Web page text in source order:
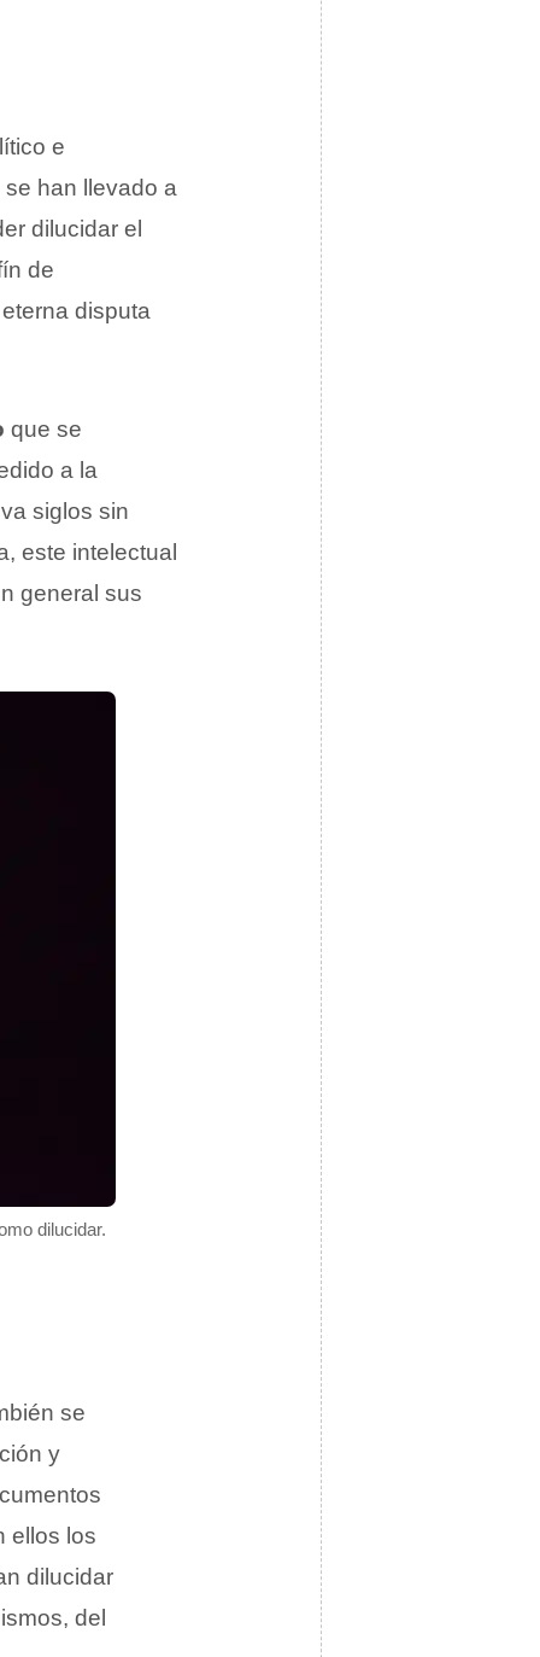
e
han llevado a
dilucidar el
de
disputa
que se
a la
siglos sin
este intelectual
general sus
dilucidar.
se
y
ellos los
dilucidar
del